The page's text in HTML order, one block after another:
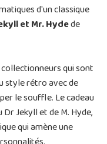
d'un classique
et Mr. Hydede
qui sont
style rétro avec de
le souffle. Le cadeau
Jekyll et de M. Hyde,
qui amène une